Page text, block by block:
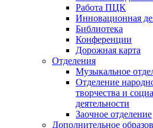
Работа ПЦК
Инновационная
Библиотека
Конференции
Дорожная карта
Отделения
Музыкальное
Отделение
творчества и
деятельности
Заочное отделение
Дополнительное